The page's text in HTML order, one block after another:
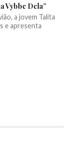
Vybbe Dela”
a jovem Talita
e apresenta